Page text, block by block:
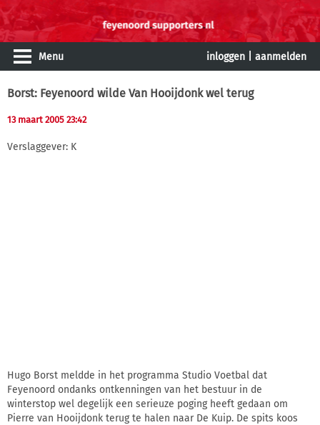
Menu inloggen aanmelden
Borst: Feyenoord wilde Van Hooijdonk wel terug
13 maart 2005 23:42
Verslaggever: K
Hugo Borst meldde in het programma Studio Voetbal dat
Feyenoord ondanks ontkenningen van het bestuur in de
winterstop wel degelijk een serieuze poging heeft gedaan om
Pierre van Hooijdonk terug te halen naar De Kuip. De spits koos